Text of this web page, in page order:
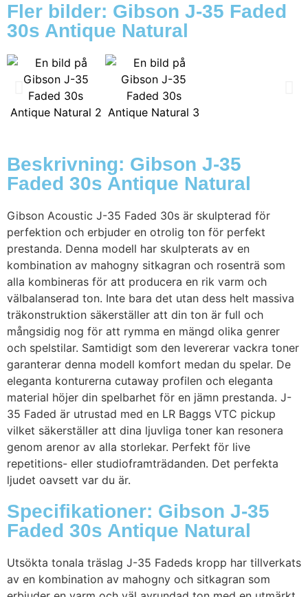
Fler bilder: Gibson J-35 Faded
30s Antique Natural
Beskrivning: Gibson J-35
Faded 30s Antique Natural
Gibson Acoustic J-35 Faded 30s är skulpterad för
perfektion och erbjuder en otrolig ton för perfekt
prestanda. Denna modell har skulpterats av en
kombination av mahogny sitkagran och rosenträ som
alla kombineras för att producera en rik varm och
välbalanserad ton. Inte bara det utan dess helt massiva
träkonstruktion säkerställer att din ton är full och
mångsidig nog för att rymma en mängd olika genrer
och spelstilar. Samtidigt som den levererar vackra toner
garanterar denna modell komfort medan du spelar. De
eleganta konturerna cutaway profilen och eleganta
material höjer din spelbarhet för en jämn prestanda. J-
35 Faded är utrustad med en LR Baggs VTC pickup
vilket säkerställer att dina ljuvliga toner kan resonera
genom arenor av alla storlekar. Perfekt för live
repetitions- eller studioframträdanden. Det perfekta
ljudet oavsett var du är.
Specifikationer: Gibson J-35
Faded 30s Antique Natural
Utsökta tonala träslag J-35 Fadeds kropp har tillverkats
av en kombination av mahogny och sitkagran som